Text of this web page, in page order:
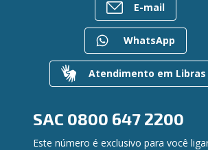
Mapa do site
Gerenciar Cookies
Para empresas
Regularização de dívidas
Valores a Receber
Contato
Canal de Ética
Ouvidoria
E-mail
WhatsApp
Atendimento em Libras
SAC 0800 647 2200
Este número é exclusivo para você